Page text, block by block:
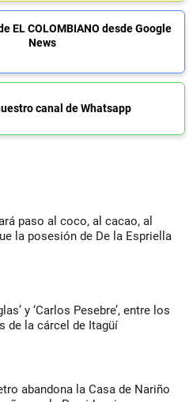
EL COLOMBIANO desde Google
News
canal de Whatsapp
paso al coco, al cacao, al
la posesión de De la Espriella
y ‘Carlos Pesebre’, entre los
de la cárcel de Itagüí
abandona la Casa de Nariño